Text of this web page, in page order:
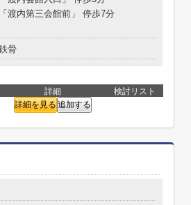
渡内第三会館前」 停歩7分
骨
詳細
検討リスト
詳細を見る 追加する